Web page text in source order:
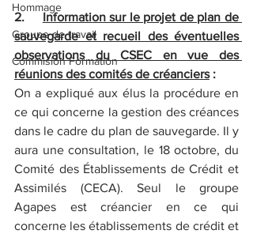
Hommage
Groupe de travail
Commision Formation
2. Information sur le projet de plan de
sauvegarde et recueil des éventuelles
observations du CSEC en vue des
réunions des comités de créanciers :
On a expliqué aux élus la procédure en
ce qui concerne la gestion des créances
dans le cadre du plan de sauvegarde. Il y
aura une consultation, le 18 octobre, du
Comité des Établissements de Crédit et
Assimilés (CECA). Seul le groupe
Agapes est créancier en ce qui
concerne les établissements de crédit et